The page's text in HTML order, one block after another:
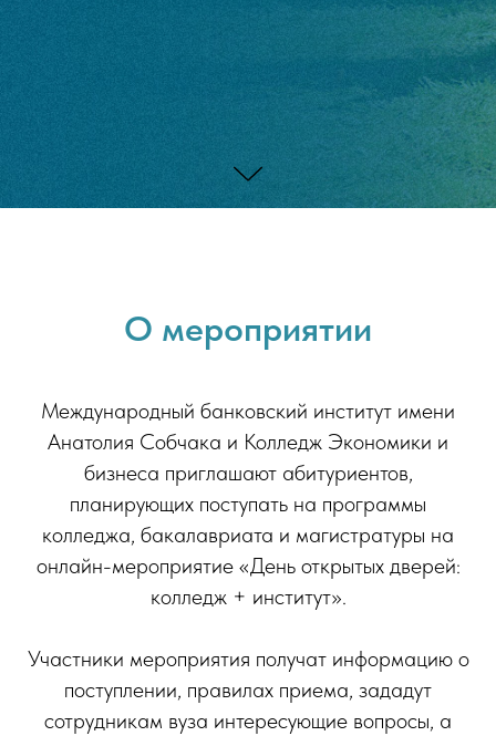
О мероприятии
Международный банковский институт имени
Анатолия Собчака и Колледж Экономики и
бизнеса приглашают абитуриентов,
планирующих поступать на программы
колледжа, бакалавриата и магистратуры на
онлайн-мероприятие «День открытых дверей:
колледж + институт».
Участники мероприятия получат информацию о
поступлении, правилах приема, зададут
сотрудникам вуза интересующие вопросы, а